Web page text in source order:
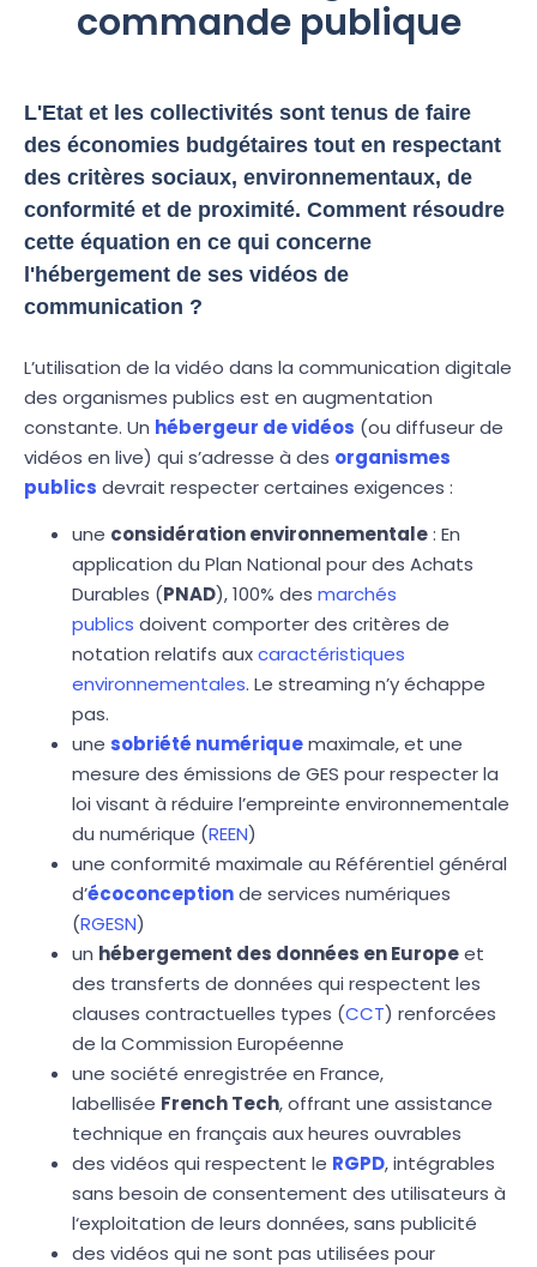
commande publique
L'Etat et les collectivités sont tenus de faire
des économies budgétaires tout en respectant
des critères sociaux, environnementaux, de
conformité et de proximité. Comment résoudre
cette équation en ce qui concerne
l'hébergement de ses vidéos de
communication ?
L’utilisation de la vidéo dans la communication digitale
des organismes publics est en augmentation
constante. Un hébergeur de vidéos (ou diffuseur de
vidéos en live) qui s’adresse à des organismes
publics devrait respecter certaines exigences :
une considération environnementale: En
application du Plan National pour des Achats
Durables (PNAD), 100% des marchés
publics doivent comporter des critères de
notation relatifs auxcaractéristiques
environnementales. Le streaming n’y échappe
pas.
une sobriété numériquemaximale, et une
mesure des émissions de GES pour respecter la
loi visant à réduire l’empreinte environnementale
du numérique (REEN)
une conformité maximale au Référentiel général
d’écoconceptionde services numériques
(RGESN)
un hébergement des données en Europeet
des transferts de données qui respectent les
clauses contractuelles types (CCT) renforcées
de la Commission Européenne
une société enregistrée en France,
labellisée French Tech, offrant une assistance
technique en français aux heures ouvrables
des vidéos qui respectent le RGPD, intégrables
sans besoin de consentement des utilisateurs à
l‘exploitation de leurs données, sans publicité
des vidéos qui ne sont pas utilisées pour